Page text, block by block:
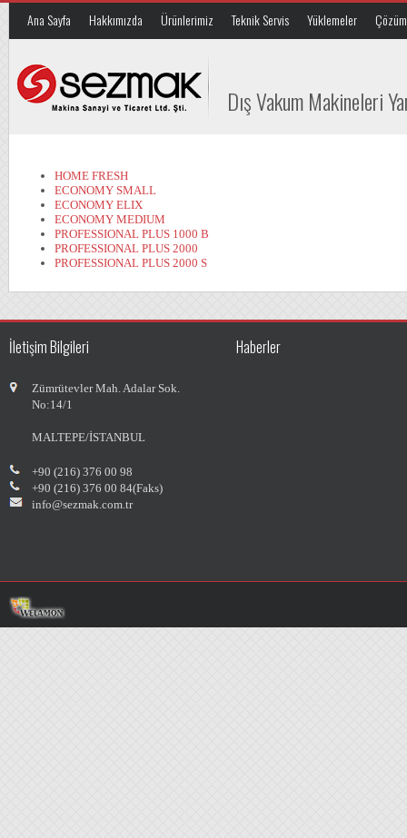
Ana Sayfa Hakkımızda Ürünlerimiz Teknik Servis Yüklemeler
Dış Vakum Makineleri
HOME FRESH
ECONOMY SMALL
ECONOMY ELIX
ECONOMY MEDIUM
PROFESSIONAL PLUS 1000 B
PROFESSIONAL PLUS 2000
PROFESSIONAL PLUS 2000 S
İletişim Bilgileri
Zümrütevler Mah. Adalar Sok.
No:14/1
MALTEPE/İSTANBUL
+90 (216) 376 00 98
+90 (216) 376 00 84(Faks)
info@sezmak.com.tr
Haberler